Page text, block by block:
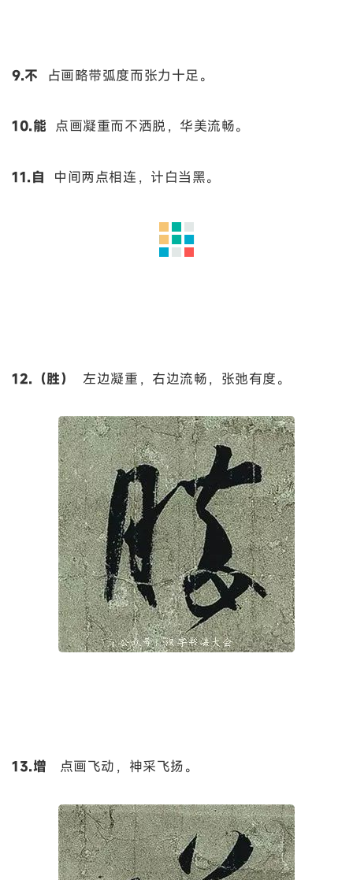
9.不 占画略带弧度而张力十足。
10.能 点画凝重而不洒脱，华美流畅。
11.自 中间两点相连，计白当黑。
12.（胜） 左边凝重，右边流畅，张弛有度。
13.增 点画飞动，神采飞扬。